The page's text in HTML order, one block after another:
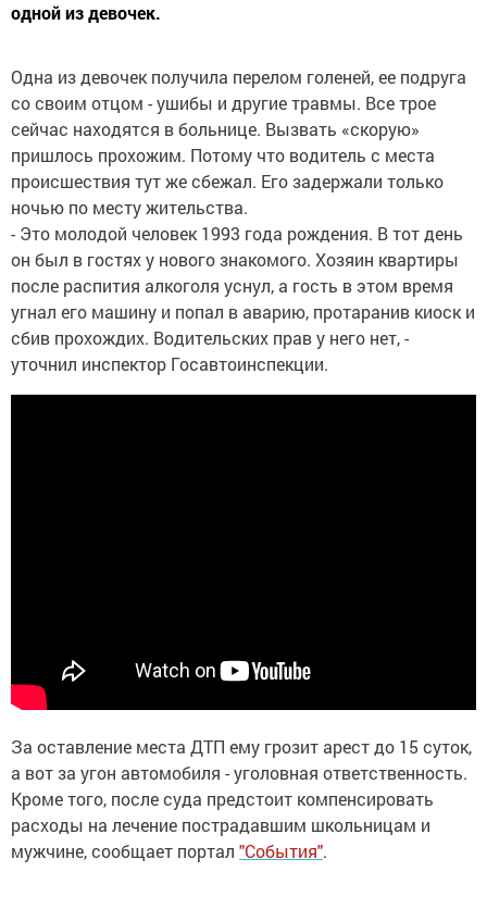
одной из девочек.
Одна из девочек получила перелом голеней, ее подруга
со своим отцом - ушибы и другие травмы. Все трое
сейчас находятся в больнице. Вызвать «скорую»
пришлось прохожим. Потому что водитель с места
происшествия тут же сбежал. Его задержали только
ночью по месту жительства.
- Это молодой человек 1993 года рождения. В тот день
он был в гостях у нового знакомого. Хозяин квартиры
после распития алкоголя уснул, а гость в этом время
угнал его машину и попал в аварию, протаранив киоск и
сбив прохождих. Водительских прав у него нет, -
уточнил инспектор Госавтоинспекции.
За оставление места ДТП ему грозит арест до 15 суток,
а вот за угон автомобиля - уголовная ответственность.
Кроме того, после суда предстоит компенсировать
расходы на лечение пострадавшим школьницам и
мужчине, сообщает портал "События".